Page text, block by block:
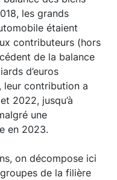
les grands
étaient
contributeurs (hors
de la balance
d’euros
leur contribution a
2022, jusqu’à
une
en 2023.
on décompose ici
de la filière